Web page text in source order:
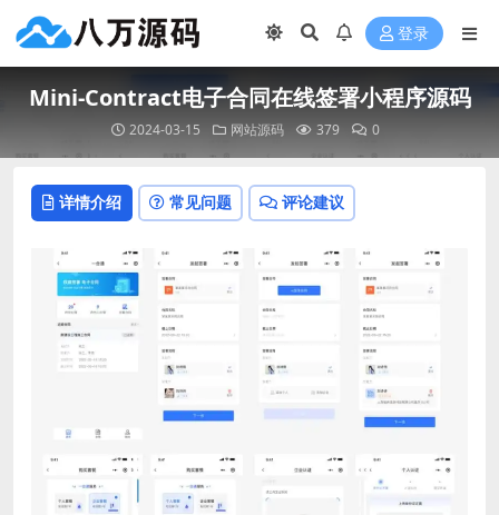
登录
Mini-Contract电子合同在线签署小程序源码
2024-03-15 网站源码 379 0
详情介绍 常见问题 评论建议